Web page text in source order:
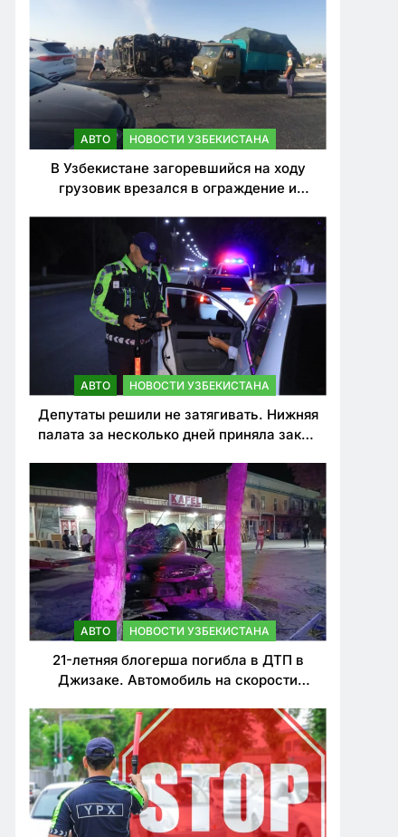
АВТО НОВОСТИ УЗБЕКИСТАНА
В Узбекистане загоревшийся на ходу
грузовик врезался в ограждение и
АВТО НОВОСТИ УЗБЕКИСТАНА
Депутаты решили не затягивать. Нижняя
палата за несколько дней приняла закон
нарушителей ПДД
АВТО НОВОСТИ УЗБЕКИСТАНА
21-летняя блогерша погибла в ДТП в
Джизаке. Автомобиль на скорости